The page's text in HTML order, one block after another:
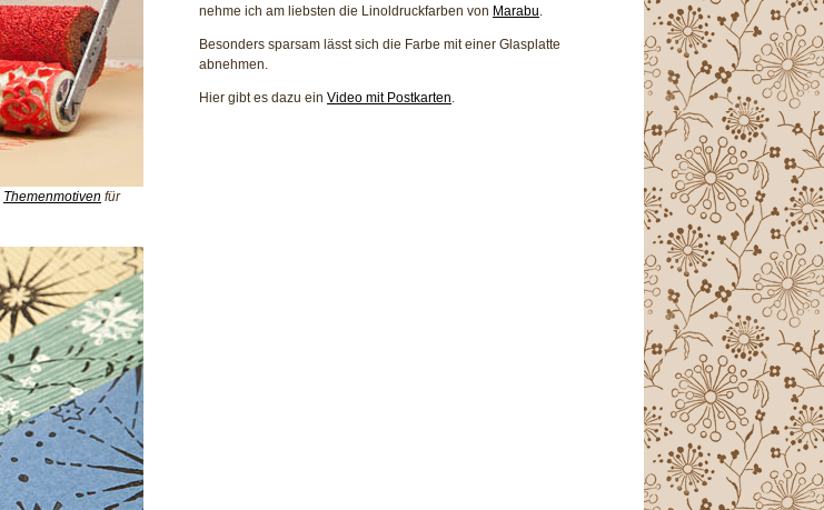
Themenmotiven für
nehme ich am liebsten die Linoldruckfarben von Marabu
Besonders sparsam lässt sich die Farbe mit einer Glasplatte
abnehmen.
Hier gibt es dazu ein Video mit Postkarten